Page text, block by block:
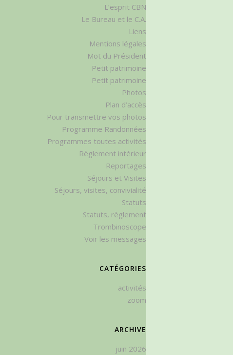
L’esprit CBN
Le Bureau et le C.A.
Liens
Mentions légales
Mot du Président
Petit patrimoine
Petit patrimoine
Photos
Plan d’accès
Pour transmettre vos photos
Programme Randonnées
Programmes toutes activités
Règlement intérieur
Reportages
Séjours et Visites
Séjours, visites, convivialité
Statuts
Statuts, règlement
Trombinoscope
Voir les messages
CATÉGORIES
activités
zoom
ARCHIVE
juin 2026